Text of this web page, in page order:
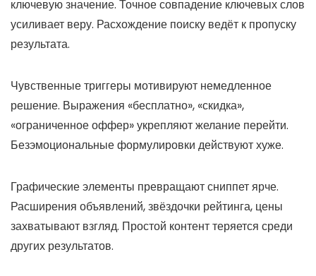
ключевую значение. Точное совпадение ключевых слов
усиливает веру. Расхождение поиску ведёт к пропуску
результата.
Чувственные триггеры мотивируют немедленное
решение. Выражения «бесплатно», «скидка»,
«ограниченное оффер» укрепляют желание перейти.
Безэмоциональные формулировки действуют хуже.
Графические элементы превращают сниппет ярче.
Расширения объявлений, звёздочки рейтинга, цены
захватывают взгляд. Простой контент теряется среди
других результатов.